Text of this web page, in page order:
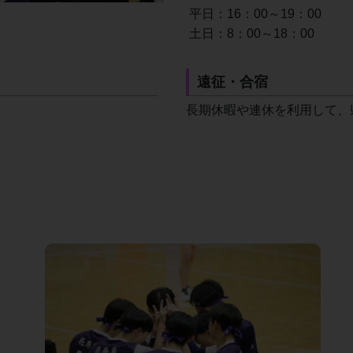
平日：16：00～19：00
土日：8：00～18：00
遠征・合宿
長期休暇や連休を利用して、